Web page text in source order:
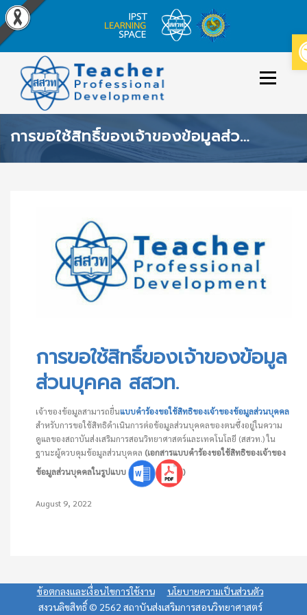
content
Menu
ข่าวประกาศ หลักสูตร/รายวิชาที่เปิดสอน
เข้าสู่ระบบ/สมัครสมาชิก
การขอใช้สิทธิ์ของเจ้าของข้อมูลส่วนบุคคล สสวท.
การขอใช้สิทธิ์ของเจ้าของข้อมูล
ส่วนบุคคล สสวท.
เจ้าของข้อมูลสามารถยื่นแบบคำร้องขอใช้สิทธิของเจ้าของข้อมูลส่วนบุคคล
สำหรับการขอใช้สิทธิดำเนินการต่อข้อมูลส่วนบุคคลของตนซึ่งอยู่ในความ
ดูแลของสถาบันส่งเสริมการสอนวิทยาศาสตร์และเทคโนโลยี (สสวท.) ใน
ฐานะผู้ควบคุมข้อมูลส่วนบุคคล (เอกสารแบบคำร้องขอใช้สิทธิของเจ้าของ
ข้อมูลส่วนบุคคลในรูปแบบ
)
August 9, 2022
ข้อตกลงและเงื่อนไขการใช้งาน
นโยบายความเป็นส่วนตัว
สงวนลิขสิทธิ์ © 2562 สถาบันส่งเสริมการสอนวิทยาศาสตร์